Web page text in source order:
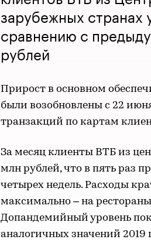
зарубежных странах
сравнению с
рублей
Прирост в основном
были возобновлены с 22
транзакций по картам
За месяц клиенты ВТБ из
млн рублей, что в пять раз
четырех недель. Расходы
максимально – на
Допандемийный уровень
аналогичных значений 2019